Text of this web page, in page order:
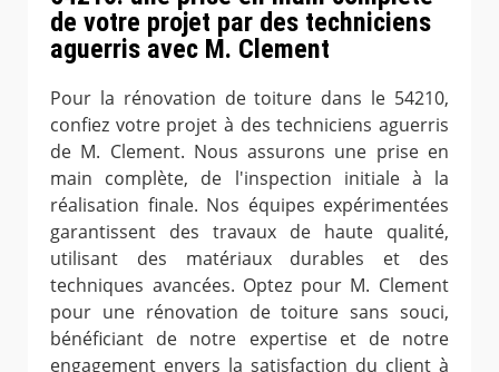
de votre projet par des techniciens
aguerris avec M. Clement
Pour la rénovation de toiture dans le 54210,
confiez votre projet à des techniciens aguerris
de M. Clement. Nous assurons une prise en
main complète, de l'inspection initiale à la
réalisation finale. Nos équipes expérimentées
garantissent des travaux de haute qualité,
utilisant des matériaux durables et des
techniques avancées. Optez pour M. Clement
pour une rénovation de toiture sans souci,
bénéficiant de notre expertise et de notre
engagement envers la satisfaction du client à